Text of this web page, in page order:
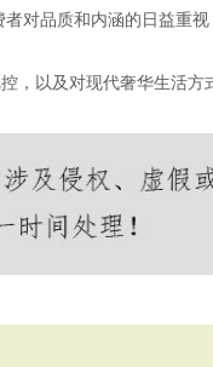
对品质和内涵的日益重
，以及对现代奢华生活